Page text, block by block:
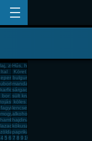
tészta
zsíradék
Hús, húskészítmény
konzerv étel
Ital
Köret
eper bulgur
uborkamandarin
karfiolsárgadinnye
bor sült krumpli
tojásfehérje
köles
fagyi lencse
mogyoróalkohol
hamburger
hajdina
lazackókuszzsír
zöldalmapaprikás krumpli
4 5 6 7 8 9 10